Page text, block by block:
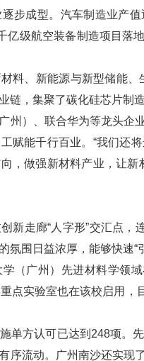
步成型。汽车制造业产
级航空装备制造项目落
料、新能源与新型储能
链，集聚了碳化硅芯片制
州）、联合华为等龙头
赋能千行百业。“我们还
，做强新材料产业，让
新走廊“人字形”交汇点
氛围日益浓厚，能够快速“
（广州）先进材料学领
点实验室也在该校启用
单方认可已达到248项。
序流动。广州南沙还实现